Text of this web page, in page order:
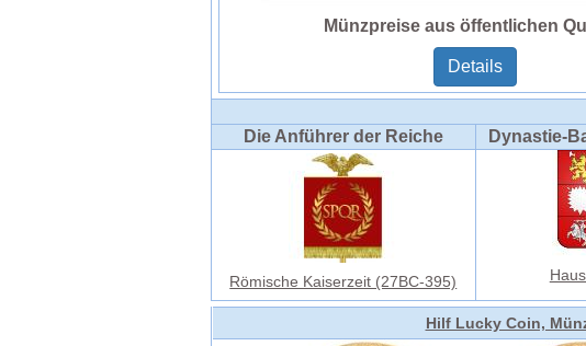
Münzpreise aus öffentlichen
Details
Die Anführer der Reiche
Römische Kaiserzeit (27BC-395)
Dynastie-
Hilf Lucky Coin,